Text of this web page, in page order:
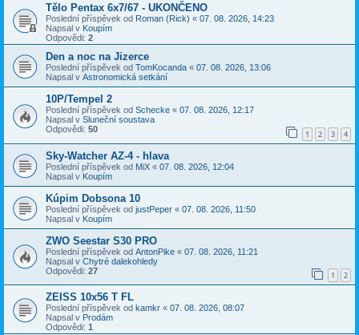
Tělo Pentax 6x7/67 - UKONČENO
Poslední příspěvek od Roman (Rick) « 07. 08. 2026, 14:23
Napsal v Koupím
Odpovědi: 2
Den a noc na Jizerce
Poslední příspěvek od TomKocanda « 07. 08. 2026, 13:06
Napsal v Astronomická setkání
10P/Tempel 2
Poslední příspěvek od Schecke « 07. 08. 2026, 12:17
Napsal v Sluneční soustava
Odpovědi: 50 1 2 3 4
Sky-Watcher AZ-4 - hlava
Poslední příspěvek od MiX « 07. 08. 2026, 12:04
Napsal v Koupím
Kúpim Dobsona 10
Poslední příspěvek od justPeper « 07. 08. 2026, 11:50
Napsal v Koupím
ZWO Seestar S30 PRO
Poslední příspěvek od AntonPike « 07. 08. 2026, 11:21
Napsal v Chytré dalekohledy
Odpovědi: 27 1 2
ZEISS 10x56 T FL
Poslední příspěvek od kamkr « 07. 08. 2026, 08:07
Napsal v Prodám
Odpovědi: 1